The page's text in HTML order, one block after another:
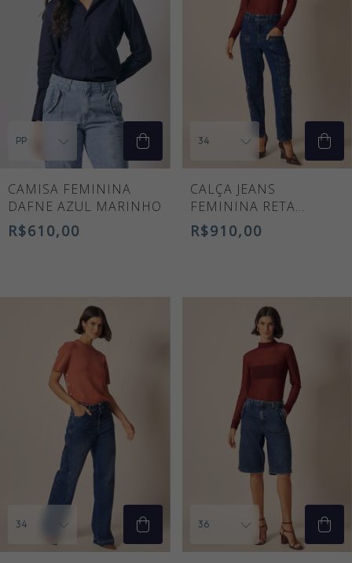
CAMISA FEMININA
DAFNE AZUL MARINHO
R$610,00
CALÇA JEANS
FEMININA RETA
CARGO NADIR
CINTURA ALTA AZUL
R$910,00